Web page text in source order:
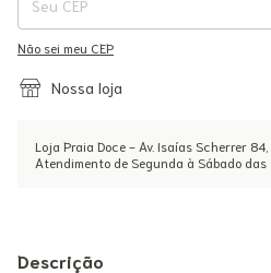
Não sei meu CEP
Nossa loja
Loja Praia Doce - Av. Isaías Scherrer 84,
Atendimento de Segunda à Sábado das
Descrição